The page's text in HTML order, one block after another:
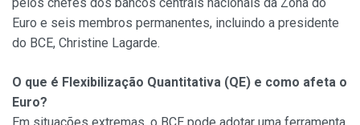
pelos chefes dos bancos centrais nacionais da Zona do
Euro e seis membros permanentes, incluindo a presidente
do BCE, Christine Lagarde.
O que é Flexibilização Quantitativa (QE) e como afeta o
Euro?